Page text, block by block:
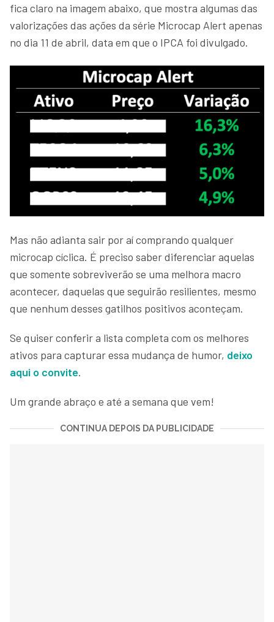
fica claro na imagem abaixo, que mostra algumas das
valorizações das ações da série Microcap Alert apenas
no dia 11 de abril, data em que o IPCA foi divulgado.
Mas não adianta sair por aí comprando qualquer
microcap cíclica. É preciso saber diferenciar aquelas
que somente sobreviverão se uma melhora macro
acontecer, daquelas que seguirão resilientes, mesmo
que nenhum desses gatilhos positivos aconteçam.
Se quiser conferir a lista completa com os melhores
ativos para capturar essa mudança de humor, deixo
aqui o convite.
Um grande abraço e até a semana que vem!
CONTINUA DEPOIS DA PUBLICIDADE